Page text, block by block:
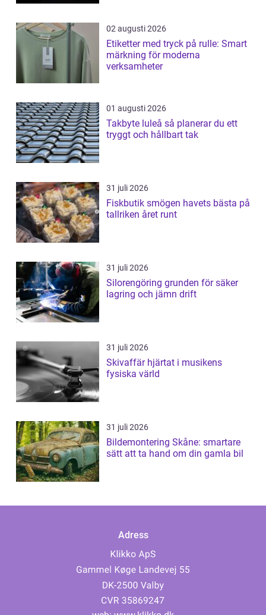
02 augusti 2026
Etiketter med tryck på rulle: Smart
märkning för moderna
verksamheter
01 augusti 2026
Takbyte luleå så planerar du ett
tryggt och hållbart tak
31 juli 2026
Fiskbutik smögen havets bästa på
tallriken året runt
31 juli 2026
Silorengöring grunden för säker
lagring och jämn drift
31 juli 2026
Skivaffär hjärtat i musikens
fysiska värld
31 juli 2026
Bildemontering Skåne: smartare
sätt att ta hand om din gamla bil
Adress